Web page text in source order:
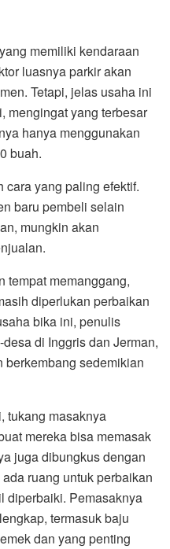
memiliki kendaraan
luasnya parkir akan
Tetapi, jelas usaha ini
mengingat yang terbesar
hanya menggunakan
buah.
cara yang paling efektif.
baru pembeli selain
mungkin akan
tempat memanggang,
diperlukan perbaikan
bika ini, penulis
di Inggris dan Jerman,
berkembang sedemikian
tukang masaknya
mereka bisa memasak
juga dibungkus dengan
ruang untuk perbaikan
diperbaiki. Pemasaknya
termasuk baju
dan yang penting